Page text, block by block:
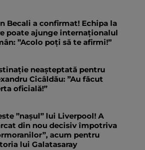
Becali a confirmat! Echipa la
poate ajunge internaționalul
”Acolo poți să te afirmi!”
neașteptată pentru
Cicâldău: ”Au făcut
oficială!”
”nașul” lui Liverpool! A
din nou decisiv împotriva
acum pentru
lui Galatasaray